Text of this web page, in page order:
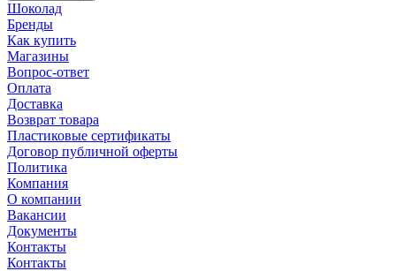
Шоколад
Бренды
Как купить
Магазины
Вопрос-ответ
Оплата
Доставка
Возврат товара
Пластиковые сертификаты
Договор публичной оферты
Политика
Компания
О компании
Вакансии
Документы
Контакты
Контакты